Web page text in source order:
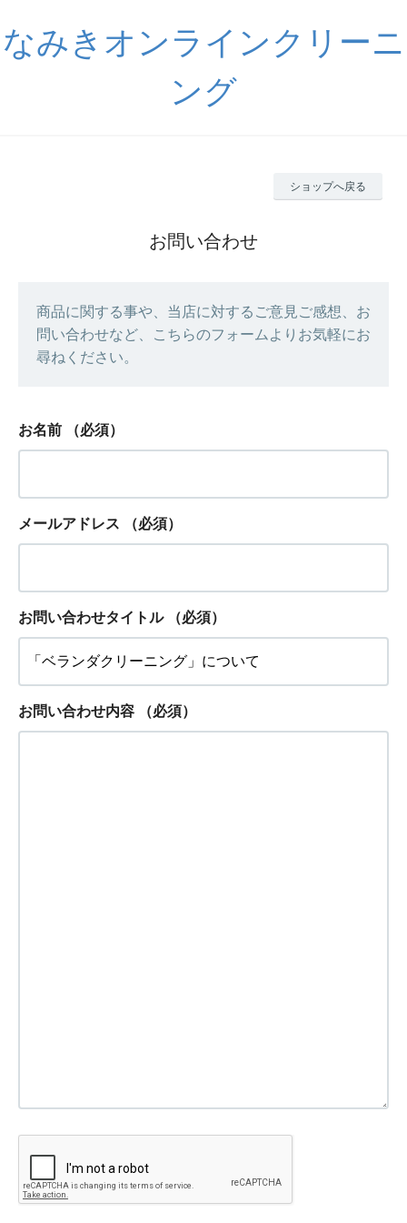
なみきオンラインクリーニ
ング
ショップへ戻る
お問い合わせ
商品に関する事や、当店に対するご意見ご感想、お
問い合わせなど、こちらのフォームよりお気軽にお
尋ねください。
お名前 （必須）
メールアドレス （必須）
お問い合わせタイトル （必須）
お問い合わせ内容 （必須）